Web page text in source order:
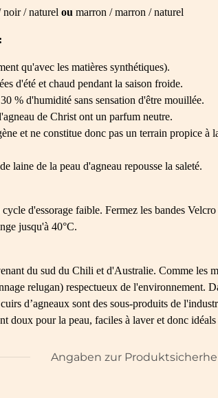
noir / naturel ou marron / marron / naturel
qu'avec les matières synthétiques).
d'été et chaud pendant la saison froide.
% d'humidité sans sensation d'être mouillée.
de Christ ont un parfum neutre.
et ne constitue donc pas un terrain propice à
laine de la peau d'agneau repousse la saleté.
d'essorage faible. Fermez les bandes
jusqu'à 40°C.
du sud du Chili et d'Australie. Comme les
relugan) respectueux de l'environnement.
d’agneaux sont des sous-produits de
doux pour la peau, faciles à laver et donc
Angaben zur